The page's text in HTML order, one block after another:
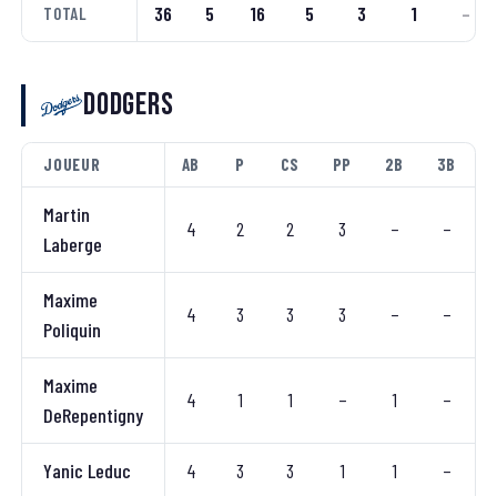
TOTAL 36 5 16 5 3 1 –
Dodgers
JOUEUR AB P CS PP 2B 3B
Martin
Laberge
4 2 2 3 – –
Maxime
Poliquin
4 3 3 3 – –
Maxime
DeRepentigny
4 1 1 – 1 –
Yanic Leduc 4 3 3 1 1 –